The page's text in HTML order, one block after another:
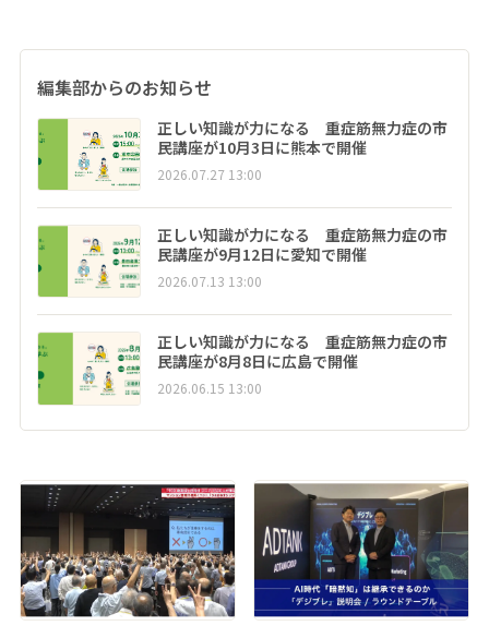
編集部からのお知らせ
正しい知識が力になる 重症筋無力症の市
民講座が10月3日に熊本で開催
2026.07.27 13:00
正しい知識が力になる 重症筋無力症の市
民講座が9月12日に愛知で開催
2026.07.13 13:00
正しい知識が力になる 重症筋無力症の市
民講座が8月8日に広島で開催
2026.06.15 13:00